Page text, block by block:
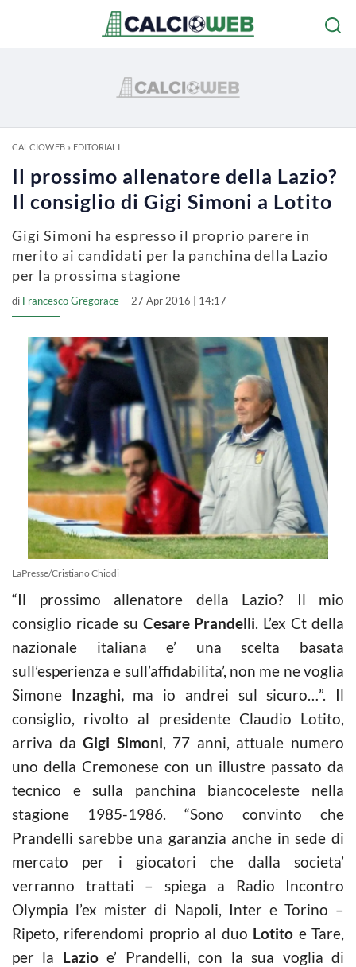
CALCIOWEB» EDITORIALI
Il prossimo allenatore della Lazio?
Il consiglio di Gigi Simoni a Lotito
Gigi Simoni ha espresso il proprio parere in
merito ai candidati per la panchina della Lazio
per la prossima stagione
di Francesco Gregorace 27 Apr 2016 | 14:17
LaPresse/Cristiano Chiodi
“Il prossimo allenatore della Lazio? Il mio
consiglio ricade su Cesare Prandelli. L’ex Ct della
nazionale italiana e’ una scelta basata
sull’esperienza e sull’affidabilita’, non me ne voglia
Simone Inzaghi,ma io andrei sul sicuro…”. Il
consiglio, rivolto al presidente Claudio Lotito,
arriva daGigi Simoni, 77 anni, attuale numero
uno della Cremonese con un illustre passato da
tecnico e sulla panchina biancoceleste nella
stagione 1985-1986. “Sono convinto che
Prandelli sarebbe una garanzia anche in sede di
mercato per i giocatori che dalla societa’
verranno trattati – spiega a Radio Incontro
Olympia l’ex mister di Napoli, Inter e Torino –
Ripeto, riferendomi proprio al duo Lotito e Tare,
per la Lazioe’ Prandelli, con la sua voglia di